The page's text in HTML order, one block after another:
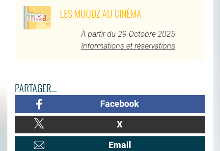
LES MOODZ AU CINÉMA
À partir du 29 Octobre 2025
Informations et réservations
PARTAGER...
Facebook
X
Email